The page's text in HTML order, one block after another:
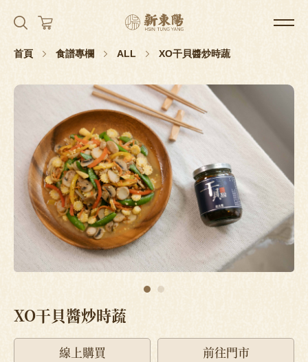
首頁 食譜專欄 ALL XO干貝醬炒時蔬
XO干貝醬炒時蔬
線上購買 前往門市